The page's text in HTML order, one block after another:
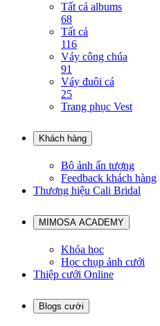
Tất cả albums
68
Tất cả
116
Váy công chúa
91
Váy đuôi cá
25
Trang phục Vest
Khách hàng
Bộ ảnh ấn tượng
Feedback khách hàng
Thương hiệu Cali Bridal
MIMOSA ACADEMY
Khóa học
Học chụp ảnh cưới
Thiệp cưới Online
Blogs cưới